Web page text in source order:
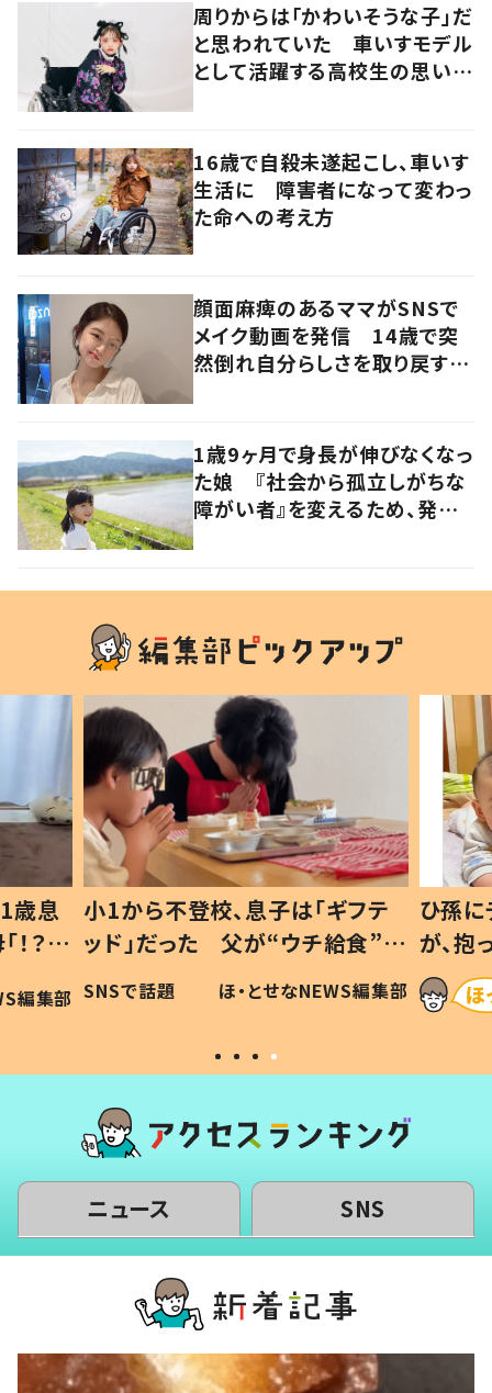
周りからは「かわいそうな子」だ
と思われていた 車いすモデル
として活躍する高校生の思いに
16歳で自殺未遂起こし、車いす
生活に 障害者になって変わっ
た命への考え方
顔面麻痺のあるママがSNSで
メイク動画を発信 14歳で突
然倒れ自分らしさを取り戻すま
1歳9ヶ月で身長が伸びなくなっ
た娘 『社会から孤立しがちな
障がい者』を変えるため、発信
歳息
？」
編集部
小1から不登校、息子は「ギフテ
ッド」だった 父が“ウチ給食”を
作り続ける理由とは #令和の親
#令和の子
SNSで話題 ほ・とせなNEWS編集部
ひ孫
が、
「涙が
い」
ニュース SNS